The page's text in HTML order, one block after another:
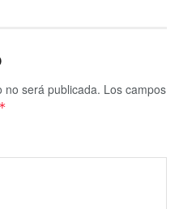
no será publicada. Los campos
*